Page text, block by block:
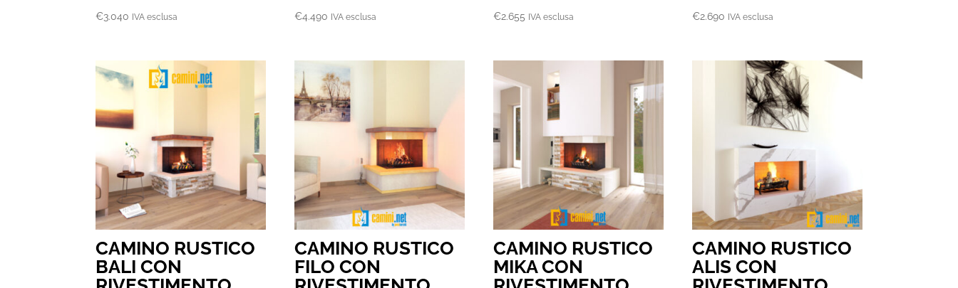
€3.040 IVA esclusa €4.490 IVA esclusa €2.655 IVA esclusa €2.690 IVA esclusa
CAMINO RUSTICO
BALI CON
CAMINO RUSTICO
FILO CON
CAMINO RUSTICO
MIKA CON
CAMINO RUSTICO
ALIS CON